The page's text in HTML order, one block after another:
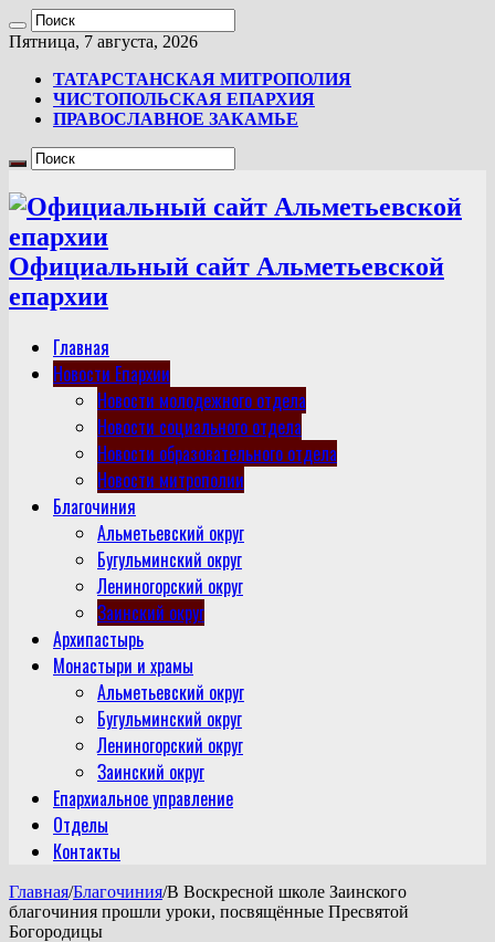
Пятница, 7 августа, 2026
ТАТАРСТАНСКАЯ МИТРОПОЛИЯ
ЧИСТОПОЛЬСКАЯ ЕПАРХИЯ
ПРАВОСЛАВНОЕ ЗАКАМЬЕ
Официальный сайт Альметьевской
епархии
Главная
Новости Епархии
Новости молодежного отдела
Новости социального отдела
Новости образовательного отдела
Новости митрополии
Благочиния
Альметьевский округ
Бугульминский округ
Лениногорский округ
Заинский округ
Архипастырь
Монастыри и храмы
Альметьевский округ
Бугульминский округ
Лениногорский округ
Заинский округ
Епархиальное управление
Отделы
Контакты
Главная/Благочиния/В Воскресной школе Заинского
благочиния прошли уроки, посвящённые Пресвятой
Богородицы